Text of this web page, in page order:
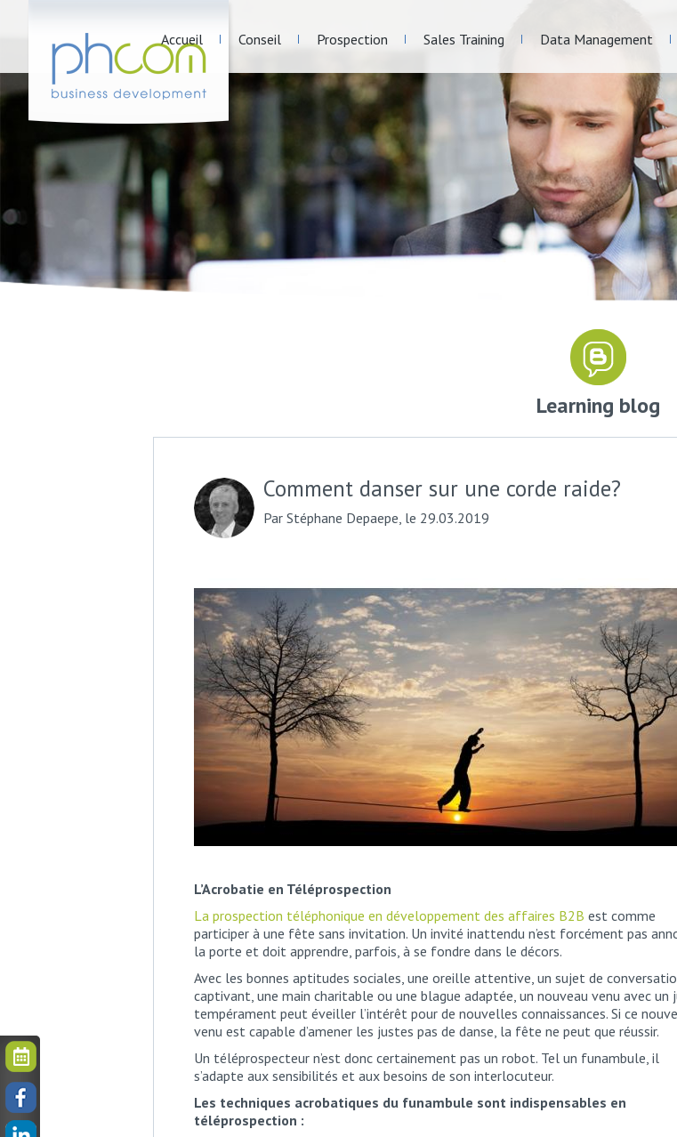
Accueil Conseil Prospection Sales Training Data Management
Learning blog
Comment danser sur une corde raide?
Par Stéphane Depaepe, le 29.03.2019
L’Acrobatie en Téléprospection
La prospection téléphonique en développement des affaires B2B est comme
participer à une fête sans invitation. Un invité inattendu n’est forcément pas
la porte et doit apprendre, parfois, à se fondre dans le décors.
Avec les bonnes aptitudes sociales, une oreille attentive, un sujet de
captivant, une main charitable ou une blague adaptée, un nouveau venu avec un
tempérament peut éveiller l’intérêt pour de nouvelles connaissances. Si ce
venu est capable d’amener les justes pas de danse, la fête ne peut que réussir.
Un téléprospecteur n’est donc certainement pas un robot. Tel un funambule, il
s’adapte aux sensibilités et aux besoins de son interlocuteur.
Les techniques acrobatiques du funambule sont indispensables en
téléprospection :